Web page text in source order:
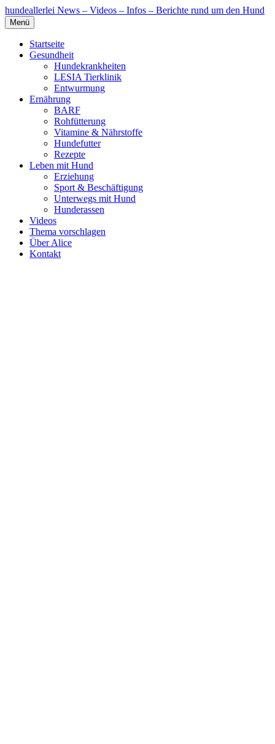
hundeallerlei News – Videos – Infos – Berichte rund um den Hund
Menü
Startseite
Gesundheit
Hundekrankheiten
LESIA Tierklinik
Entwurmung
Ernährung
BARF
Rohfütterung
Vitamine & Nährstoffe
Hundefutter
Rezepte
Leben mit Hund
Erziehung
Sport & Beschäftigung
Unterwegs mit Hund
Hunderassen
Videos
Thema vorschlagen
Über Alice
Kontakt